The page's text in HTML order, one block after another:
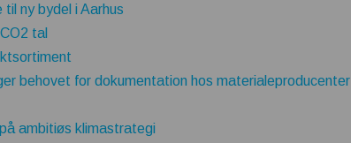
ny bydel i Aarhus
tal
behovet for dokumentation hos materialeproducenter
ambitiøs klimastrategi